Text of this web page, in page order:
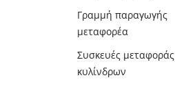
Γραμμή παραγωγής
μεταφορέα
Συσκευές μεταφοράς
κυλίνδρων